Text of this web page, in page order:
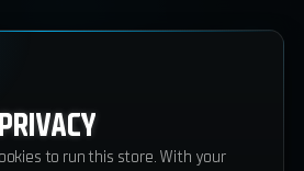
to run this store. With your